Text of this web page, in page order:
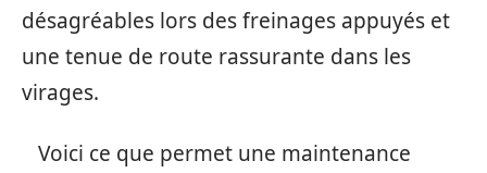
désagréables lors des freinages appuyés et
une tenue de route rassurante dans les
virages.
Voici ce que permet une maintenance